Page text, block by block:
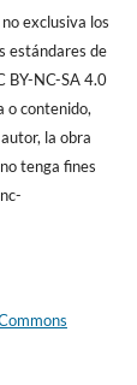
exclusiva los
estándares de
BY-NC-SA 4.0
o contenido,
la obra
tenga fines